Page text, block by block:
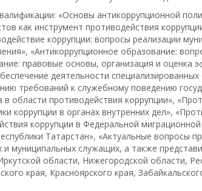
«Основы антикоррупционной
как инструмент противодействия
коррупции: вопросы реализации
«Антикоррупционное образование:
правовые основы, организация и оценка
деятельности
требований к служебному поведению
области противодействия коррупции»,
коррупции в органах внутренних дел»,
коррупции в Федеральной
Татарстан», «Актуальные вопросы
муниципальных служащих, а также
области, Нижегородской области,
края, Красноярского края,